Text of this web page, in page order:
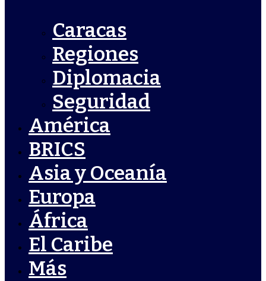
Caracas
Regiones
Diplomacia
Seguridad
América
BRICS
Asia y Oceanía
Europa
África
El Caribe
Más